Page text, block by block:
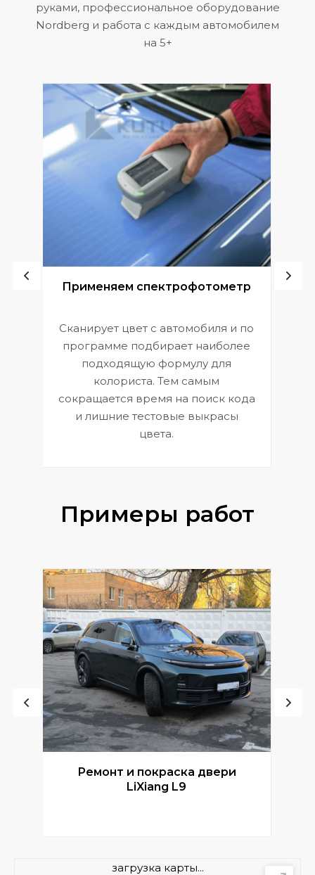
руками, профессиональное оборудование
Nordberg и работа с каждым автомобилем
на 5+
Применяем спектрофотометр
Сканирует цвет с автомобиля и по
программе подбирает наиболее
подходящую формулу для
колориста. Тем самым
сокращается время на поиск кода
и лишние тестовые выкрасы
цвета.
Примеры работ
Ремонт и покраска двери
LiXiang L9
загрузка карты...